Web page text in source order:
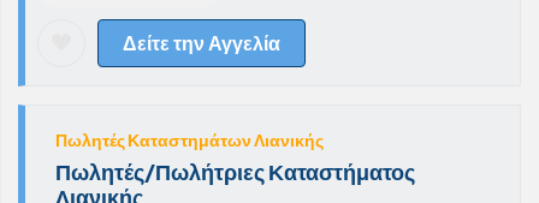
Δείτε την Αγγελία
Πωλητές Καταστημάτων Λιανικής
Πωλητές/Πωλήτριες Καταστήματος
Λιανικής